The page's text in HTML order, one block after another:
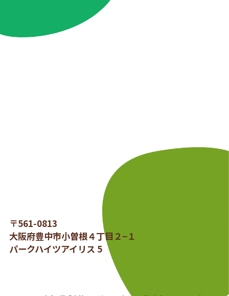
〒561-0813
大阪府豊中市小曽根４丁目２−１
パークハイツアイリス 5